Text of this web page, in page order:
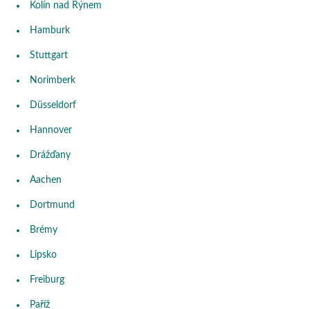
Kolín nad Rýnem
Hamburk
Stuttgart
Norimberk
Düsseldorf
Hannover
Drážďany
Aachen
Dortmund
Brémy
Lipsko
Freiburg
Paříž